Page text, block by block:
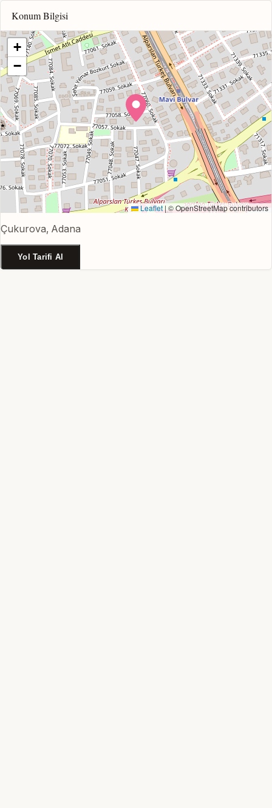
Konum Bilgisi
+
−
Leaflet | © OpenStreetMap contributors
Çukurova, Adana
Yol Tarifi Al